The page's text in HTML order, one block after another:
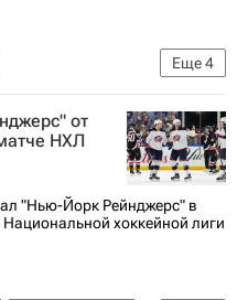
Еще4
(НХЛ)
Пантерз
от
НХЛ
"Нью-Йорк Рейнджерс" в
хоккейной лиги